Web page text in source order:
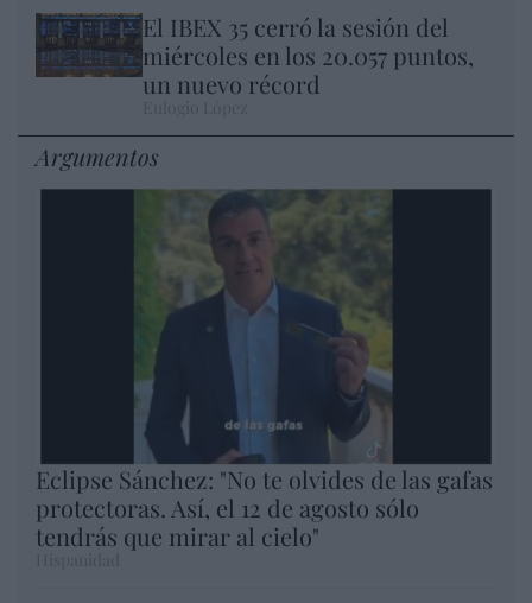
El IBEX 35 cerró la sesión del
miércoles en los 20.057 puntos,
un nuevo récord
Argumentos
Eclipse Sánchez: "No te olvides de las gafas
protectoras. Así, el 12 de agosto sólo
tendrás que mirar al cielo"